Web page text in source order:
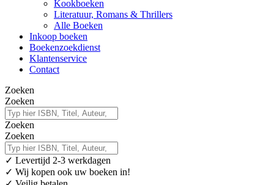
Kookboeken
Literatuur, Romans & Thrillers
Alle Boeken
Inkoop boeken
Boekenzoekdienst
Klantenservice
Contact
Zoeken
Zoeken
Zoeken
Zoeken
✓ Levertijd 2-3 werkdagen
✓ Wij kopen ook uw boeken in!